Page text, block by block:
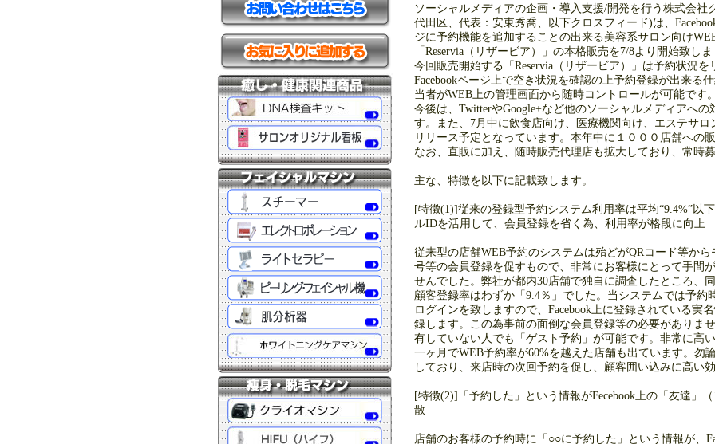
ソーシャルメディアの企画・導入支援/開発を行う株式会社
代田区、代表：安東秀喬、以下クロスフィード)は、
ジに予約機能を追加することの出来る美容系サロン向け
「Reservia（リザービア）」の本格販売を7/8より開始致し
今回販売開始する「Reservia（リザービア）」は予約状況
Facebookページ上で空き状況を確認の上予約登録が出来る
当者がWEB上の管理画面から随時コントロールが可能です
今後は、TwitterやGoogle+など他のソーシャルメディアへ
す。また、7月中に飲食店向け、医療機関向け、エステサ
リリース予定となっています。本年中に１０００店舗への
なお、直販に加え、随時販売代理店も拡大しており、常時
主な、特徴を以下に記載致します。
[特徴(1)]従来の登録型予約システム利用率は平均“9.4%”以
ルIDを活用して、会員登録を省く為、利用率が格段に向上
従来型の店舗WEB予約のシステムは殆どがQRコード等か
号等の会員登録を促すもので、非常にお客様にとって手間
せんでした。弊社が都内30店舗で独自に調査したところ、
顧客登録率はわずか「9.4％」でした。当システムでは予約
ログインを致しますので、Facebook上に登録されている実
録します。この為事前の面倒な会員登録等の必要がありま
有していない人でも「ゲスト予約」が可能です。非常に高
一ヶ月でWEB予約率が60%を越えた店舗も出ています。勿
しており、来店時の次回予約を促し、顧客囲い込みに高い
[特徴(2)]「予約した」という情報がFecebook上の「友達」
散
店舗のお客様の予約時に「○○に予約した」という情報が、